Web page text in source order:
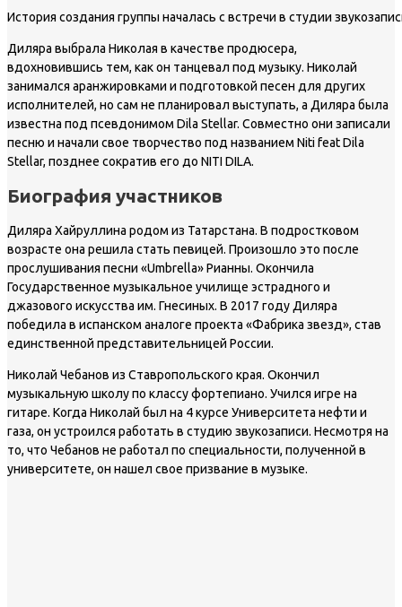
История создания группы началась с встречи в студии
Диляра выбрала Николая в качестве продюсера,
вдохновившись тем, как он танцевал под музыку. Николай
занимался аранжировками и подготовкой песен для других
исполнителей, но сам не планировал выступать, а Диляра была
известна под псевдонимом Dila Stellar. Совместно они записали
песню и начали свое творчество под названием Niti feat Dila
Stellar, позднее сократив его до NITI DILA.
Биография участников
Диляра Хайруллина родом из Татарстана. В подростковом
возрасте она решила стать певицей. Произошло это после
прослушивания песни «Umbrella» Рианны. Окончила
Государственное музыкальное училище эстрадного и
джазового искусства им. Гнесиных. В 2017 году Диляра
победила в испанском аналоге проекта «Фабрика звезд», став
единственной представительницей России.
Николай Чебанов из Ставропольского края. Окончил
музыкальную школу по классу фортепиано. Учился игре на
гитаре. Когда Николай был на 4 курсе Университета нефти и
газа, он устроился работать в студию звукозаписи. Несмотря на
то, что Чебанов не работал по специальности, полученной в
университете, он нашел свое призвание в музыке.